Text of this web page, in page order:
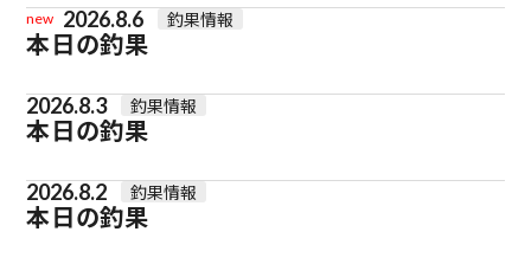
new 2026.8.6 釣果情報
本日の釣果
2026.8.3 釣果情報
本日の釣果
2026.8.2 釣果情報
本日の釣果